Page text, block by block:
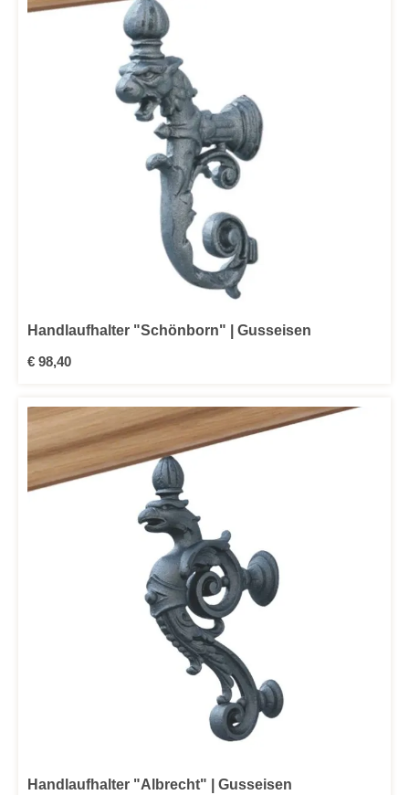
Handlaufhalter "Schönborn" | Gusseisen
Regulärer Preis:
€ 98,40
Handlaufhalter "Albrecht" | Gusseisen